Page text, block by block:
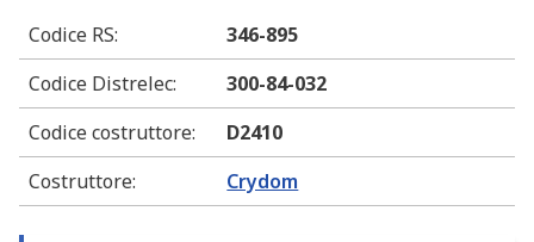
Codice RS:
346-895
Codice Distrelec:
300-84-032
Codice costruttore:
D2410
Costruttore: Crydom